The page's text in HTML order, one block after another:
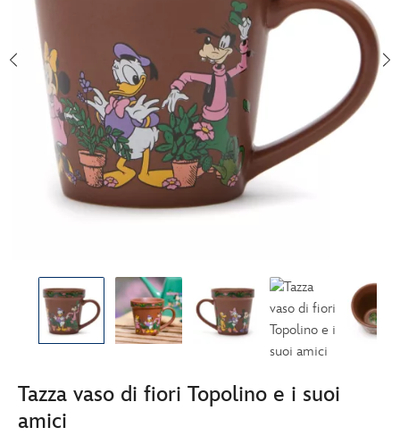
Tazza vaso di fiori Topolino e i suoi
amici